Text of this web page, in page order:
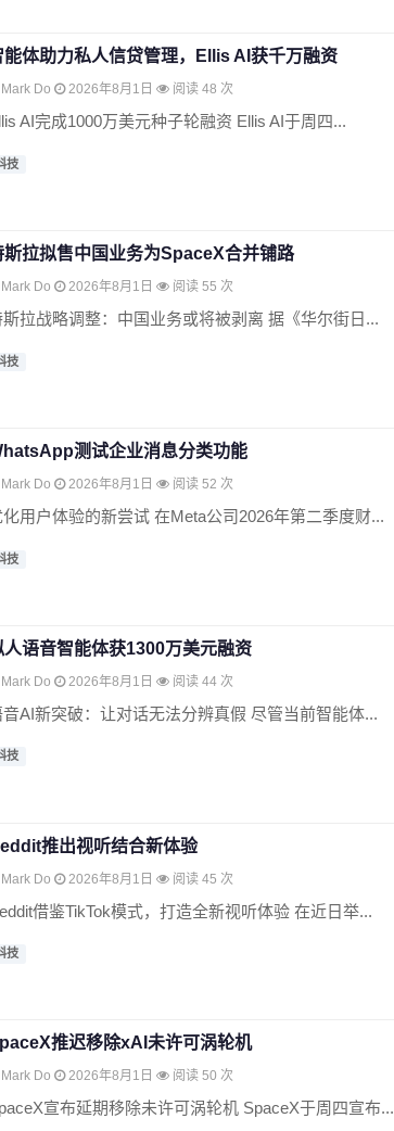
能体助力私人信贷管理，Ellis AI获千万融资
Mark Do 2026年8月1日 阅读 48 次
AI完成1000万美元种子轮融资 Ellis AI于周四...
技
斯拉拟售中国业务为SpaceX合并铺路
Mark Do 2026年8月1日 阅读 55 次
斯拉战略调整：中国业务或将被剥离 据《华尔街日...
技
测试企业消息分类功能
Mark Do 2026年8月1日 阅读 52 次
化用户体验的新尝试 在Meta公司2026年第二季度财...
技
人语音智能体获1300万美元融资
Mark Do 2026年8月1日 阅读 44 次
音AI新突破：让对话无法分辨真假 尽管当前智能体...
技
推出视听结合新体验
Mark Do 2026年8月1日 阅读 45 次
借鉴TikTok模式，打造全新视听体验 在近日举...
技
推迟移除xAI未许可涡轮机
Mark Do 2026年8月1日 阅读 50 次
宣布延期移除未许可涡轮机 SpaceX于周四宣布...